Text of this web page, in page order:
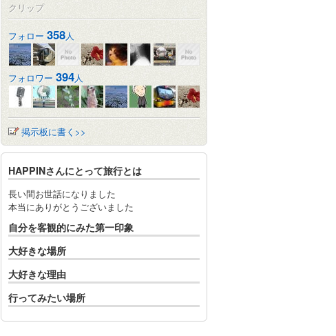
クリップ
フォロー 358人
フォロワー 394人
掲示板に書く>>
HAPPINさんにとって旅行とは
長い間お世話になりました
本当にありがとうございました
自分を客観的にみた第一印象
大好きな場所
大好きな理由
行ってみたい場所